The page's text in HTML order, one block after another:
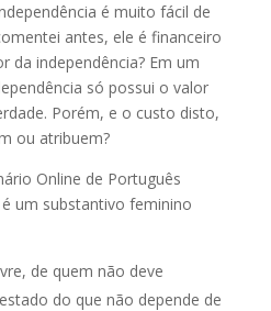
é muito fácil de
antes, ele é financeiro
da independência? Em um
só possui o valor
Porém, e o custo disto,
ou atribuem?
Online de Português
um substantivo feminino
de quem não deve
do que não depende de